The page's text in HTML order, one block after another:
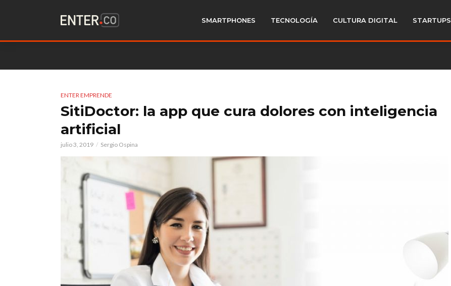
SMARTPHONES TECNOLOGÍA CULTURA DIGITAL STARTUPS
ENTER EMPRENDE
SitiDoctor: la app que cura dolores con inteligencia
artificial
julio 3, 2019 Sergio Ospina